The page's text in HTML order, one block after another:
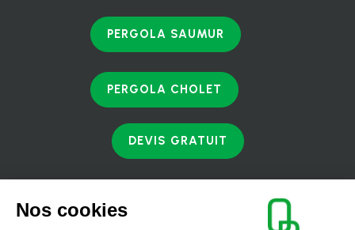
PERGOLA SAUMUR
PERGOLA CHOLET
DEVIS GRATUIT